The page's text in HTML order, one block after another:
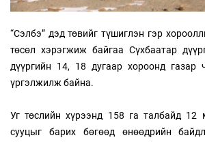
“Сэлбэ” дэд төвийг түшиглэн гэр
төсөл хэрэгжиж байгаа Сүхбаатар
дүүргийн 14, 18 дугаар хороонд газар
үргэлжилж байна.
Уг төслийн хүрээнд 158 га талбайд 12
сууцыг барих бөгөөд өнөөдрийн